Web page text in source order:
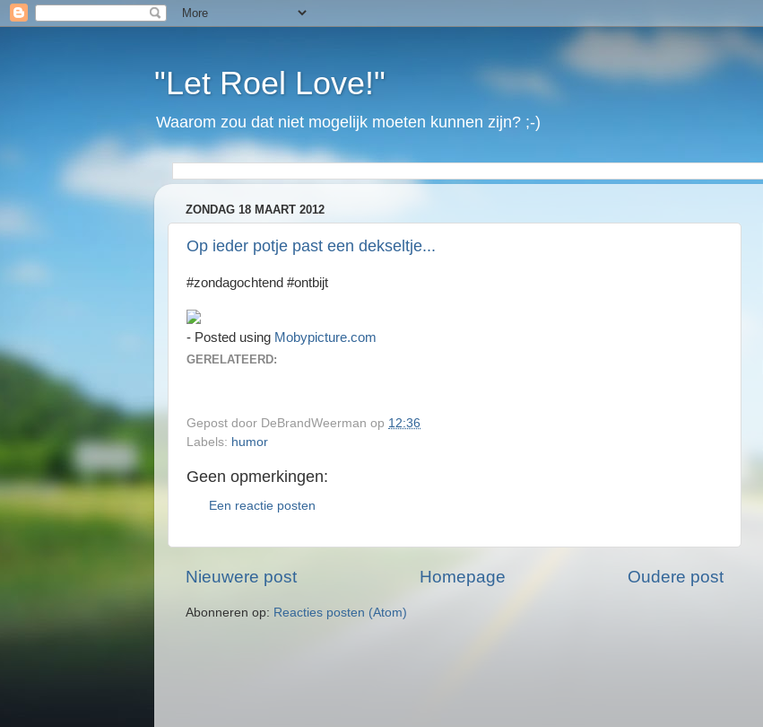
"Let Roel Love!"
Waarom zou dat niet mogelijk moeten kunnen zijn? ;-)
ZONDAG 18 MAART 2012
Op ieder potje past een dekseltje...
#zondagochtend #ontbijt
- Posted using Mobypicture.com
GERELATEERD:
Gepost door DeBrandWeerman op 12:36
Labels: humor
Geen opmerkingen:
Een reactie posten
Nieuwere post Oudere post
Homepage
Abonneren op: Reacties posten (Atom)